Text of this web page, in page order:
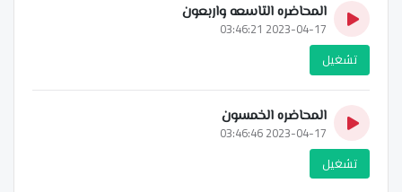
المحاضره التاسعه واربعون
2023-04-17 03:46:21
تشغيل
المحاضره الخمسون
2023-04-17 03:46:46
تشغيل